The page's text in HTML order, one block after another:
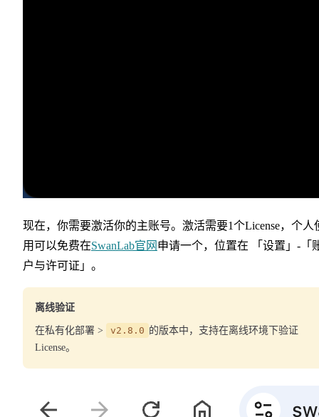
现在，你需要激活你的主账号。激活需要1个License，个人
用可以免费在SwanLab官网 申请一个，位置在 「设置」-「
户与许可证」。
离线验证
在私有化部署 > v2.8.0 的版本中，支持在离线环境下验证
License。